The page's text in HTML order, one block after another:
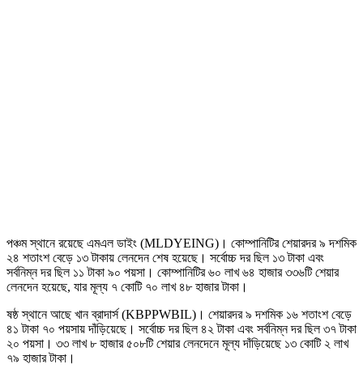
পঞ্চম স্থানে রয়েছে এমএল ডাইং (MLDYEING)। কোম্পানিটির শেয়ারদর ৯ দশমিক
২৪ শতাংশ বেড়ে ১৩ টাকায় লেনদেন শেষ হয়েছে। সর্বোচ্চ দর ছিল ১৩ টাকা এবং
সর্বনিম্ন দর ছিল ১১ টাকা ৯০ পয়সা। কোম্পানিটির ৬০ লাখ ৬৪ হাজার ৩৩৬টি শেয়ার
লেনদেন হয়েছে, যার মূল্য ৭ কোটি ৭০ লাখ ৪৮ হাজার টাকা।
ষষ্ঠ স্থানে আছে খান ব্রাদার্স (KBPPWBIL)। শেয়ারদর ৯ দশমিক ১৬ শতাংশ বেড়ে
৪১ টাকা ৭০ পয়সায় দাঁড়িয়েছে। সর্বোচ্চ দর ছিল ৪২ টাকা এবং সর্বনিম্ন দর ছিল ৩৭ টাকা
২০ পয়সা। ৩৩ লাখ ৮ হাজার ৫০৮টি শেয়ার লেনদেনে মূল্য দাঁড়িয়েছে ১৩ কোটি ২ লাখ
৭৯ হাজার টাকা।